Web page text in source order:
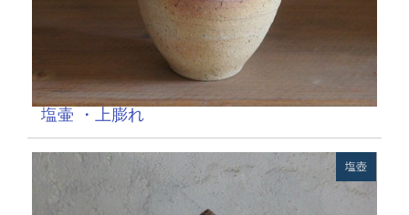
塩壷 ・上膨れ
塩壺